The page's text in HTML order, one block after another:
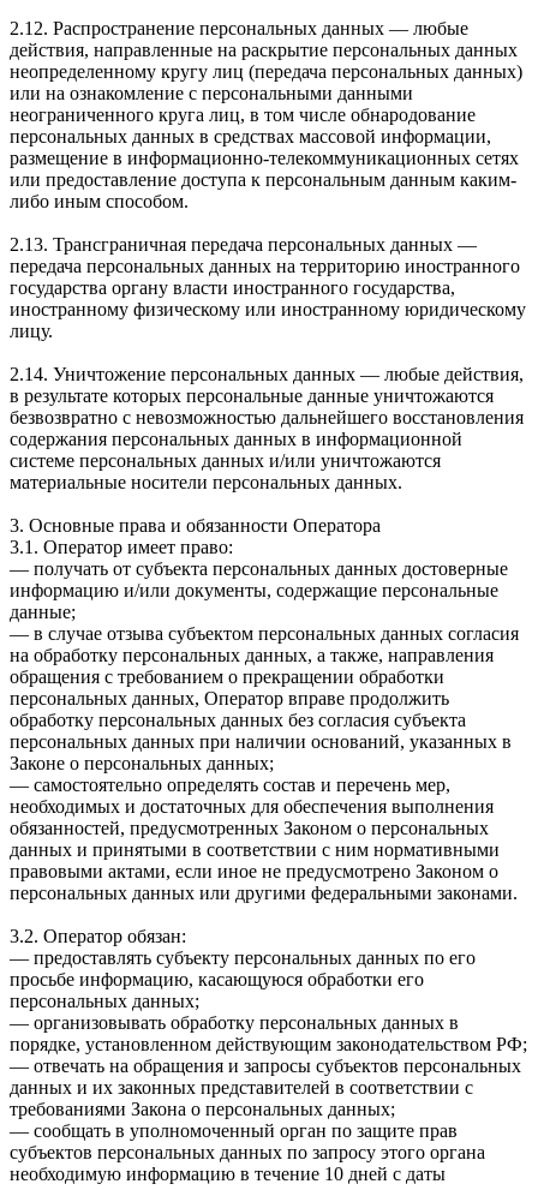
2.12. Распространение персональных данных — любые
действия, направленные на раскрытие персональных данных
неопределенному кругу лиц (передача персональных данных)
или на ознакомление с персональными данными
неограниченного круга лиц, в том числе обнародование
персональных данных в средствах массовой информации,
размещение в информационно-телекоммуникационных сетях
или предоставление доступа к персональным данным каким-
либо иным способом.
2.13. Трансграничная передача персональных данных —
передача персональных данных на территорию иностранного
государства органу власти иностранного государства,
иностранному физическому или иностранному юридическому
лицу.
2.14. Уничтожение персональных данных — любые действия,
в результате которых персональные данные уничтожаются
безвозвратно с невозможностью дальнейшего восстановления
содержания персональных данных в информационной
системе персональных данных и/или уничтожаются
материальные носители персональных данных.
3. Основные права и обязанности Оператора
3.1. Оператор имеет право:
— получать от субъекта персональных данных достоверные
информацию и/или документы, содержащие персональные
данные;
— в случае отзыва субъектом персональных данных согласия
на обработку персональных данных, а также, направления
обращения с требованием о прекращении обработки
персональных данных, Оператор вправе продолжить
обработку персональных данных без согласия субъекта
персональных данных при наличии оснований, указанных в
Законе о персональных данных;
— самостоятельно определять состав и перечень мер,
необходимых и достаточных для обеспечения выполнения
обязанностей, предусмотренных Законом о персональных
данных и принятыми в соответствии с ним нормативными
правовыми актами, если иное не предусмотрено Законом о
персональных данных или другими федеральными законами.
3.2. Оператор обязан:
— предоставлять субъекту персональных данных по его
просьбе информацию, касающуюся обработки его
персональных данных;
— организовывать обработку персональных данных в
порядке, установленном действующим законодательством РФ;
— отвечать на обращения и запросы субъектов персональных
данных и их законных представителей в соответствии с
требованиями Закона о персональных данных;
— сообщать в уполномоченный орган по защите прав
субъектов персональных данных по запросу этого органа
необходимую информацию в течение 10 дней с даты